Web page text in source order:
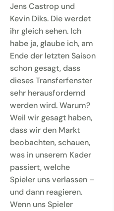
Jens Castrop und
Kevin Diks. Die werdet
ihr gleich sehen. Ich
habe ja, glaube ich, am
Ende der letzten Saison
schon gesagt, dass
dieses Transferfenster
sehr herausfordernd
werden wird. Warum?
Weil wir gesagt haben,
dass wir den Markt
beobachten, schauen,
was in unserem Kader
passiert, welche
Spieler uns verlassen –
und dann reagieren.
Wenn uns Spieler